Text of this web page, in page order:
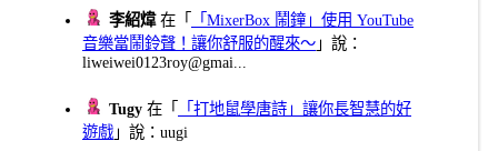
李紹煒在「
「MixerBox 鬧鐘」使用 YouTube
音樂當鬧鈴聲！讓你舒服的醒來～ 」說：
liweiwei0123roy@gmai...
Tugy 在「
「打地鼠學唐詩」讓你長智慧的好
遊戲 」說：uugi